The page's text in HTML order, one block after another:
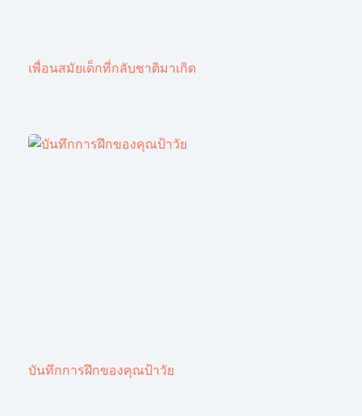
เพื่อนสมัยเด็กที่กลับชาติมาเกิด
บันทึกการฝึกของคุณป้าวัย